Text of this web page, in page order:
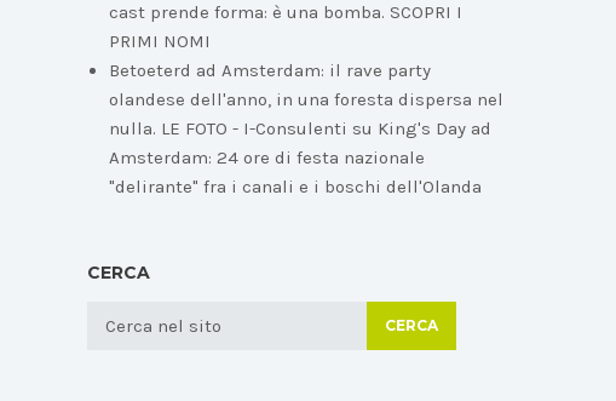
cast prende forma: è una bomba. SCOPRI I
PRIMI NOMI
Betoeterd ad Amsterdam: il rave party
olandese dell'anno, in una foresta dispersa nel
nulla. LE FOTO - I-Consulenti su King's Day ad
Amsterdam: 24 ore di festa nazionale
"delirante" fra i canali e i boschi dell'Olanda
CERCA
CERCA